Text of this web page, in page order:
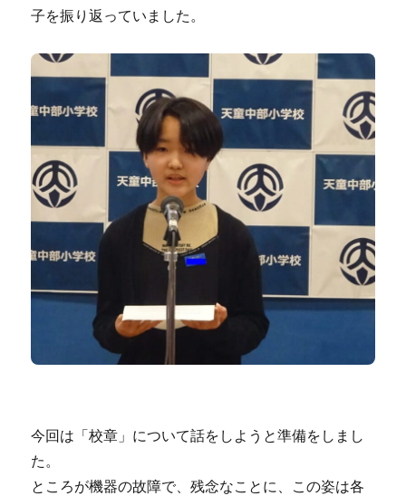
子を振り返っていました。
今回は「校章」について話をしようと準備をしまし
た。
ところが機器の故障で、残念なことに、この姿は各